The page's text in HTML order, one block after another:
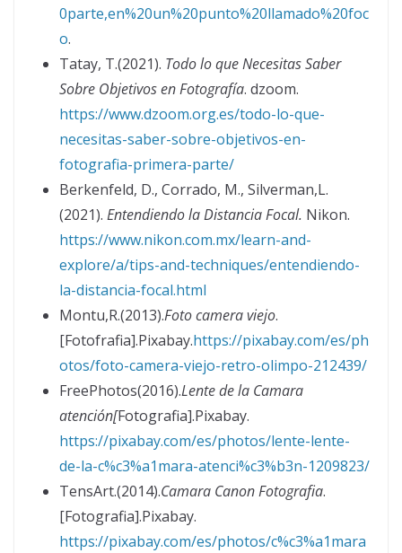
0parte,en%20un%20punto%20llamado%20foc
o.
Tatay, T.(2021). Todo lo que Necesitas Saber
Sobre Objetivos en Fotografía. dzoom.
https://www.dzoom.org.es/todo-lo-que-
necesitas-saber-sobre-objetivos-en-
fotografia-primera-parte/
Berkenfeld, D., Corrado, M., Silverman,L.
(2021). Entendiendo la Distancia Focal. Nikon.
https://www.nikon.com.mx/learn-and-
explore/a/tips-and-techniques/entendiendo-
la-distancia-focal.html
Montu,R.(2013).Foto camera viejo.
[Fotofrafia].Pixabay.https://pixabay.com/es/ph
otos/foto-camera-viejo-retro-olimpo-212439/
FreePhotos(2016).Lente de la Camara
atención[Fotografia].Pixabay.
https://pixabay.com/es/photos/lente-lente-
de-la-c%c3%a1mara-atenci%c3%b3n-1209823/
TensArt.(2014).Camara Canon Fotografia.
[Fotografia].Pixabay.
https://pixabay.com/es/photos/c%c3%a1mara